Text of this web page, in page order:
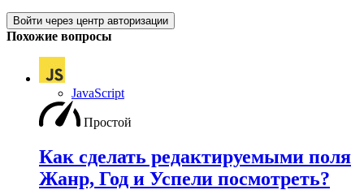
Войти через центр авторизации
Похожие вопросы
JavaScript
Простой
Как сделать редактируемыми поля
Жанр, Год и Успели посмотреть?